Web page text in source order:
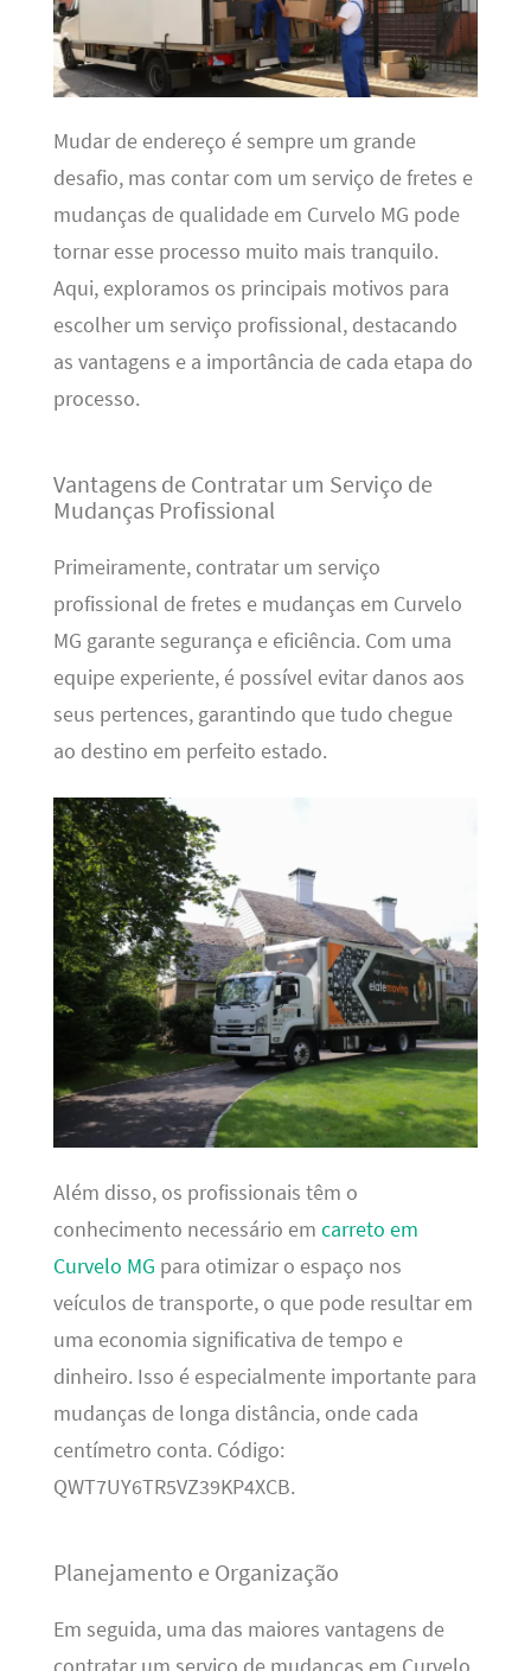
Mudar de endereço é sempre um grande
desafio, mas contar com um serviço de fretes e
mudanças de qualidade em Curvelo MG pode
tornar esse processo muito mais tranquilo.
Aqui, exploramos os principais motivos para
escolher um serviço profissional, destacando
as vantagens e a importância de cada etapa do
processo.
Vantagens de Contratar um Serviço de
Mudanças Profissional
Primeiramente, contratar um serviço
profissional de fretes e mudanças em Curvelo
MG garante segurança e eficiência. Com uma
equipe experiente, é possível evitar danos aos
seus pertences, garantindo que tudo chegue
ao destino em perfeito estado.
Além disso, os profissionais têm o
conhecimento necessário em carreto em
Curvelo MG para otimizar o espaço nos
veículos de transporte, o que pode resultar em
uma economia significativa de tempo e
dinheiro. Isso é especialmente importante para
mudanças de longa distância, onde cada
centímetro conta. Código:
QWT7UY6TR5VZ39KP4XCB.
Planejamento e Organização
Em seguida, uma das maiores vantagens de